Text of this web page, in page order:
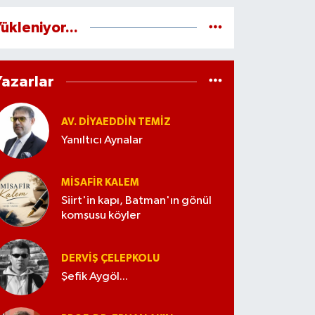
AV. DIYAEDDIN TEMIZ
Yanıltıcı Aynalar
MISAFIR KALEM
Siirt'in kapı, Batman'ın gönül
komşusu köyler
DERVIŞ ÇELEPKOLU
Şefik Aygöl...